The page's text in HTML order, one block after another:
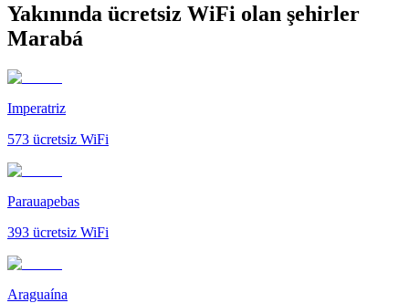
Yakınında ücretsiz WiFi olan şehirler
Marabá
Imperatriz
573 ücretsiz WiFi
Parauapebas
393 ücretsiz WiFi
Araguaína